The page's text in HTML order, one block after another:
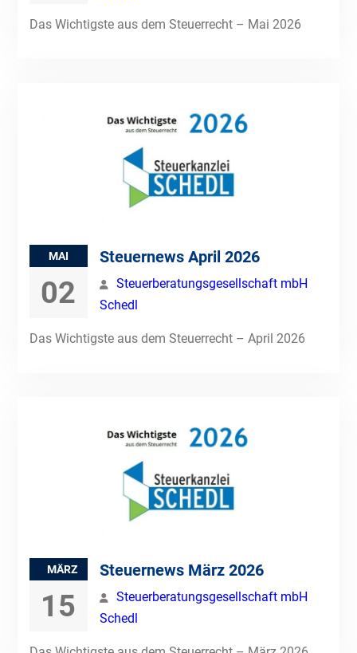
Das Wichtigste aus dem Steuerrecht – Mai 2026
MAI
02
Steuernews April 2026
Steuerberatungsgesellschaft mbH
Schedl
Das Wichtigste aus dem Steuerrecht – April 2026
MÄRZ
15
Steuernews März 2026
Steuerberatungsgesellschaft mbH
Schedl